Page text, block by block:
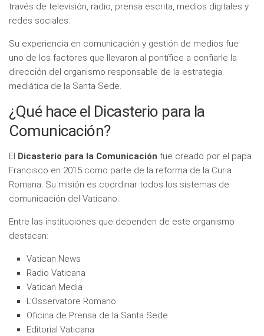
través de televisión, radio, prensa escrita, medios digitales y
redes sociales.
Su experiencia en comunicación y gestión de medios fue
uno de los factores que llevaron al pontífice a confiarle la
dirección del organismo responsable de la estrategia
mediática de la Santa Sede.
¿Qué hace el Dicasterio para la
Comunicación?
El Dicasterio para la Comunicación fue creado por el papa
Francisco en 2015 como parte de la reforma de la Curia
Romana. Su misión es coordinar todos los sistemas de
comunicación del Vaticano.
Entre las instituciones que dependen de este organismo
destacan:
Vatican News
Radio Vaticana
Vatican Media
L’Osservatore Romano
Oficina de Prensa de la Santa Sede
Editorial Vaticana